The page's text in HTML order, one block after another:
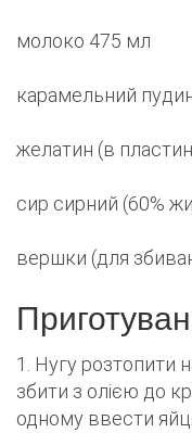
молоко 475 мл
карамельний
желатин (в
сир сирний (60%
вершки (для
1. Нугу розтопити
збити з олією до
одному ввести